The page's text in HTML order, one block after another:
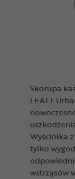
Skorupa
LEATT
Wyściółka z
tylko
wstrząsów